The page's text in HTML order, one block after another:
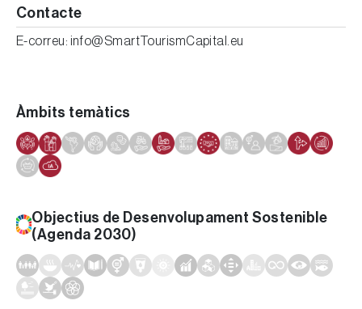
Contacte
E-correu: info@SmartTourismCapital.eu
Àmbits temàtics
Objectius de Desenvolupament Sostenible
(Agenda 2030)